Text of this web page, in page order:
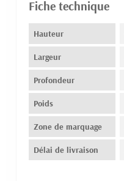
Fiche technique
Hauteur
Largeur
Profondeur
Poids
Zone de marquage
Délai de livraison